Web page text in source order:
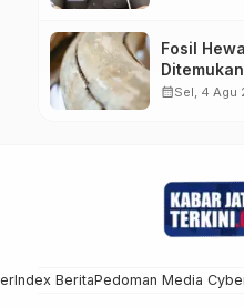
Fosil
calendar_monthSel, 4 Agu
Index BeritaPedoman Media